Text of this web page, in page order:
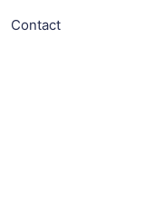
Contact